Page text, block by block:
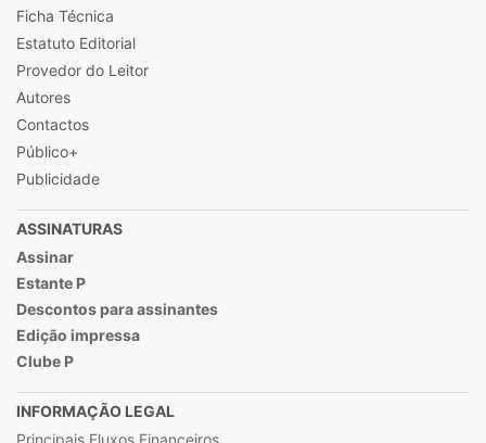
Ficha Técnica
Estatuto Editorial
Provedor do Leitor
Autores
Contactos
Público+
Publicidade
ASSINATURAS
Assinar
Estante P
Descontos para assinantes
Edição impressa
Clube P
INFORMAÇÃO LEGAL